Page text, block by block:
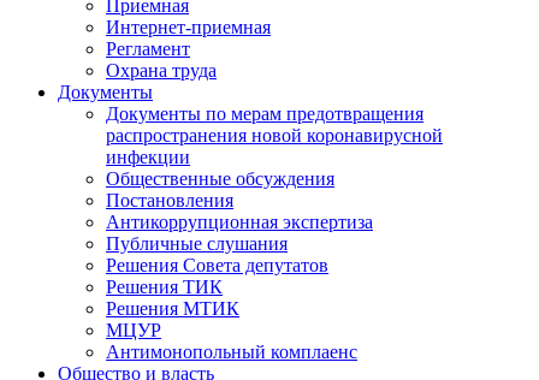
Приемная
Интернет-приемная
Регламент
Охрана труда
Документы
Документы по мерам предотвращения
распространения новой коронавирусной
инфекции
Общественные обсуждения
Постановления
Антикоррупционная экспертиза
Публичные слушания
Решения Совета депутатов
Решения ТИК
Решения МТИК
МЦУР
Антимонопольный комплаенс
Общество и власть